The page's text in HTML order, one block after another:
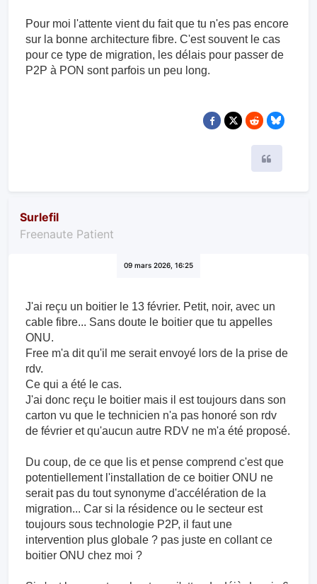
Pour moi l'attente vient du fait que tu n'es pas encore
sur la bonne architecture fibre. C'est souvent le cas
pour ce type de migration, les délais pour passer de
P2P à PON sont parfois un peu long.
Surlefil
Freenaute Patient
09 mars 2026, 16:25
J'ai reçu un boitier le 13 février. Petit, noir, avec un
cable fibre... Sans doute le boitier que tu appelles
ONU.
Free m'a dit qu'il me serait envoyé lors de la prise de
rdv.
Ce qui a été le cas.
J'ai donc reçu le boitier mais il est toujours dans son
carton vu que le technicien n'a pas honoré son rdv
de février et qu'aucun autre RDV ne m'a été proposé.
Du coup, de ce que lis et pense comprend c'est que
potentiellement l'installation de ce boitier ONU ne
serait pas du tout synonyme d'accélération de la
migration... Car si la résidence ou le secteur est
toujours sous technologie P2P, il faut une
intervention plus globale ? pas juste en collant ce
boitier ONU chez moi ?